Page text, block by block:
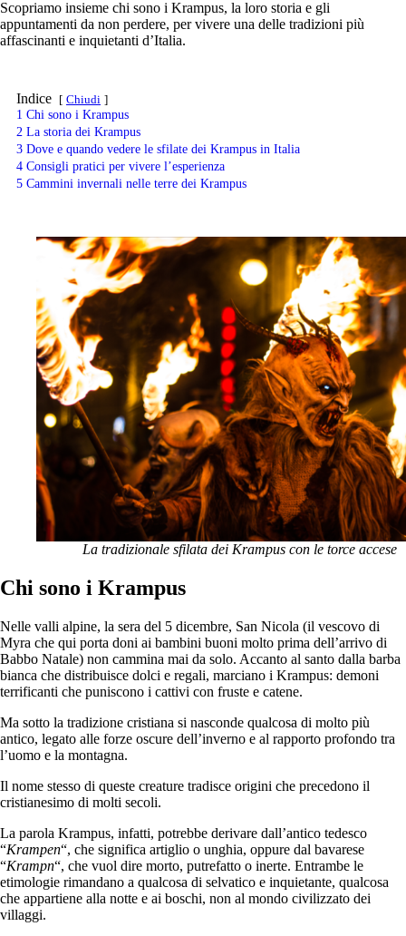
Scopriamo insieme chi sono i Krampus, la loro storia e gli
appuntamenti da non perdere, per vivere una delle tradizioni più
affascinanti e inquietanti d’Italia.
Indice Chiudi
1 Chi sono i Krampus
2 La storia dei Krampus
3 Dove e quando vedere le sfilate dei Krampus in Italia
4 Consigli pratici per vivere l’esperienza
5 Cammini invernali nelle terre dei Krampus
La tradizionale sfilata dei Krampus con le torce accese
Chi sono i Krampus
Nelle valli alpine, la sera del 5 dicembre, San Nicola (il vescovo di
Myra che qui porta doni ai bambini buoni molto prima dell’arrivo di
Babbo Natale) non cammina mai da solo. Accanto al santo dalla barba
bianca che distribuisce dolci e regali, marciano i Krampus: demoni
terrificanti che puniscono i cattivi con fruste e catene.
Ma sotto la tradizione cristiana si nasconde qualcosa di molto più
antico, legato alle forze oscure dell’inverno e al rapporto profondo tra
l’uomo e la montagna.
Il nome stesso di queste creature tradisce origini che precedono il
cristianesimo di molti secoli.
La parola Krampus, infatti, potrebbe derivare dall’antico tedesco
“Krampen“, che significa artiglio o unghia, oppure dal bavarese
“Krampn“, che vuol dire morto, putrefatto o inerte. Entrambe le
etimologie rimandano a qualcosa di selvatico e inquietante, qualcosa
che appartiene alla notte e ai boschi, non al mondo civilizzato dei
villaggi.